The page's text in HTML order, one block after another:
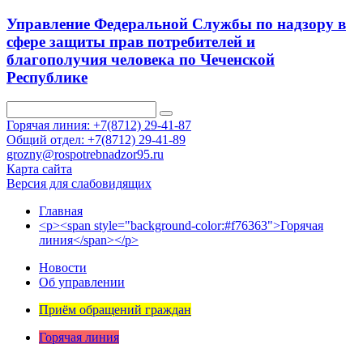
Управление Федеральной Службы по надзору в
сфере защиты прав потребителей и
благополучия человека по Чеченской
Республике
Горячая линия: +7(8712) 29-41-87
Общий отдел: +7(8712) 29-41-89
grozny@rospotrebnadzor95.ru
Карта сайта
Версия для слабовидящих
Главная
<p><span style="background-color:#f76363">Горячая
линия</span></p>
Новости
Об управлении
Приём обращений граждан
Горячая линия